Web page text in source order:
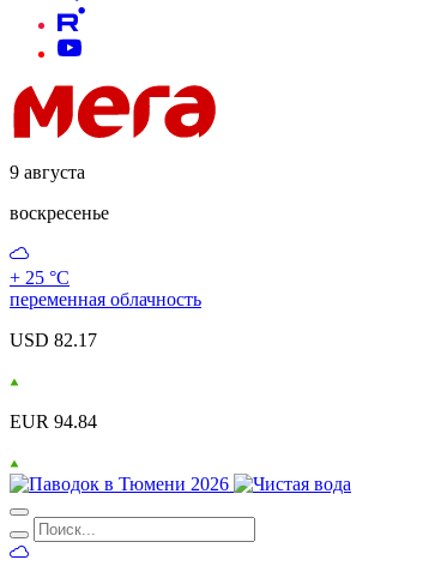
9 августа
воскресенье
+ 25 °С
переменная облачность
USD 82.17
EUR 94.84